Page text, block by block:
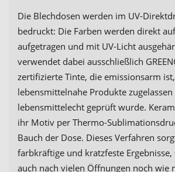
Die Blechdosen werden im UV-
bedruckt: Die Farben werden direkt
aufgetragen und mit UV-Licht
verwendet dabei ausschließlich
zertifizierte Tinte, die emissionsarm
lebensmittelnahe Produkte
lebensmittelecht geprüft wurde.
ihr Motiv per Thermo-
Bauch der Dose. Dieses Verfahren
farbkräftige und kratzfeste Ergebnisse,
auch nach vielen Öffnungen noch wie